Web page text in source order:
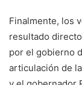
Finalmente, los
resultado
por el gobierno
articulación de